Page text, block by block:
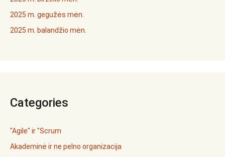
2025 m. gegužės mėn.
2025 m. balandžio mėn.
Categories
"Agile" ir "Scrum
Akademinė ir ne pelno organizacija